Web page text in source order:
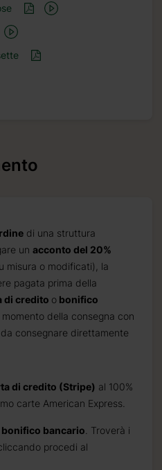
di una struttura
un acconto del 20%
misura o modificati), la
pagata prima della
di credito o bonifico
momento della consegna con
da consegnare direttamente
di credito (Stripe) al 100%
carte American Express.
bancario . Troverà i
procedi al